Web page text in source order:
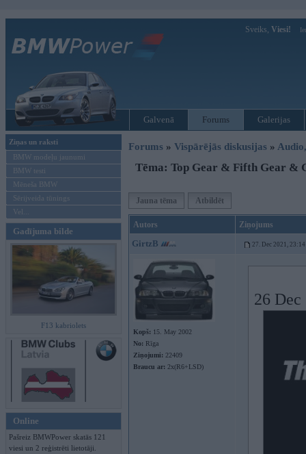
Sveiks, Viesi!
Galvenā Forums Galerijas
Ziņas un raksti
BMW modeļu jaunumi
BMW testi
Mēneša BMW
Sērijveida tūnings
Vel...
Gadījuma bilde
F13 kabriolets
Online
Pašreiz BMWPower skatās 121
viesi un 2 reģistrēti lietotāji.
Forums » Vispārējās diskusijas »
Tēma: Top Gear & Fifth Gear &
Jauna tēma Atbildēt
Autors Ziņojums
GirtzB 27. Dec 2021, 23:14
Kopš: 15. May 2002
No: Rīga
Ziņojumi: 22409
Braucu ar: 2x(R6+LSD)
26